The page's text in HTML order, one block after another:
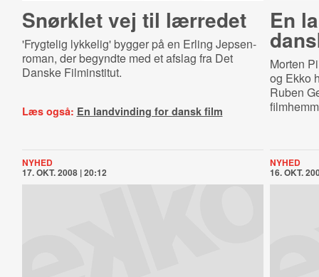
Snørklet vej til lærredet
'Frygtelig lykkelig' bygger på en Erling Jepsen-
roman, der begyndte med et afslag fra Det
Danske Filminstitut.
Læs også: En landvinding for dansk film
En
Morten
og Ekko
Ruben
NYHED
17. OKT. 2008 | 20:12
NYHED
16. OKT.